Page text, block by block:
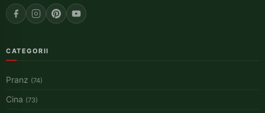
CATEGORII
Pranz (74)
Cina (73)